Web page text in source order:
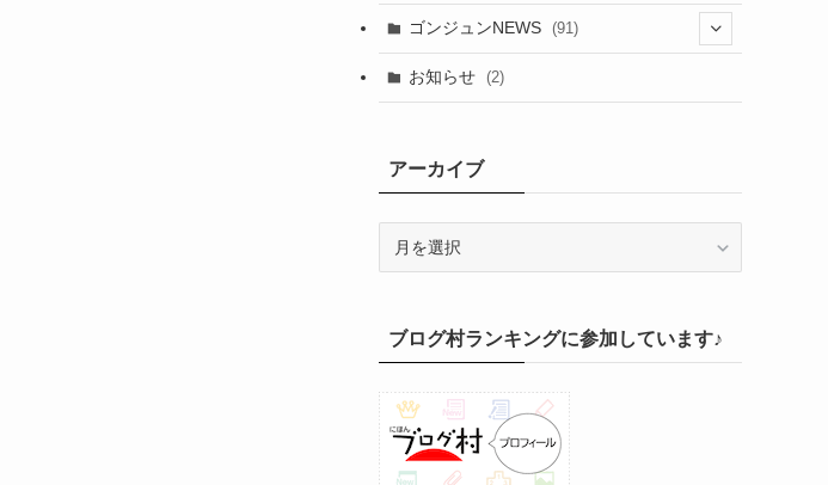
(29)
(20)
(21)
(21)
(21)
(14)
(1)
(3)
(2)
(1)
(6)
ゴンジュンNEWS (91)
お知らせ (2)
アーカイブ
ブブログ村ランキングに参加しています♪